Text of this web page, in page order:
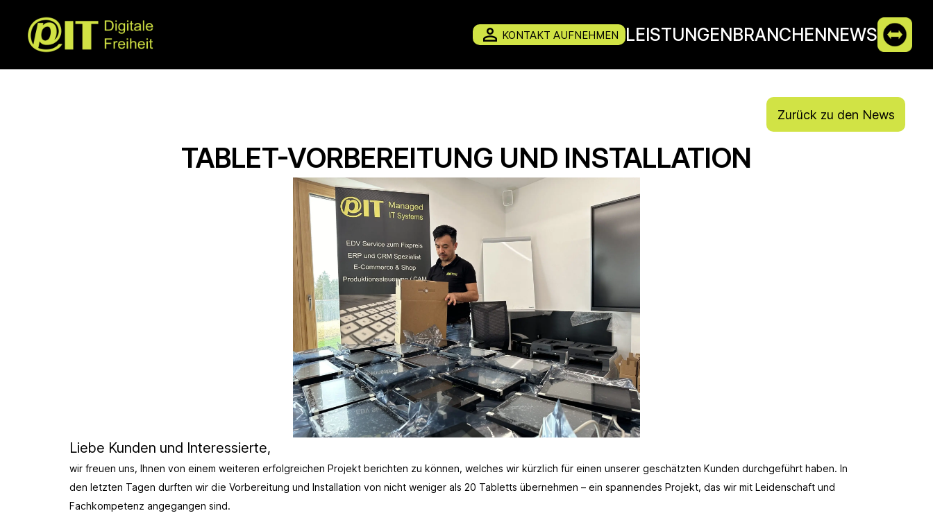
KONTAKT AUFNEHMEN LEISTUNGENBRANCHENNEWS
Zurück zu den News
TABLET-VORBEREITUNG UND INSTALLATION
Liebe Kunden und Interessierte,
wir freuen uns, Ihnen von einem weiteren erfolgreichen Projekt berichten zu können, welches wir kürzlich für einen unserer geschätzten Kunden durchgeführt haben. In
den letzten Tagen durften wir die Vorbereitung und Installation von nicht weniger als 20 Tabletts übernehmen – ein spannendes Projekt, das wir mit Leidenschaft und
Fachkompetenz angegangen sind.